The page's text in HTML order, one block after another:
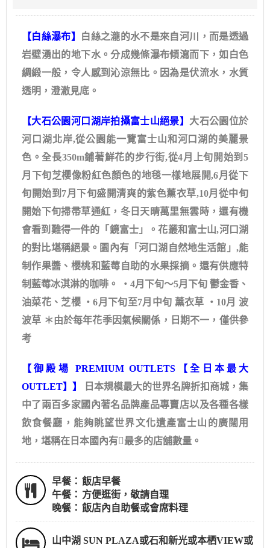
【白絲瀑布】
白絲之瀧的水不是來自河川，而是透過
岩壁湧出的地下水。分成幾條瀑布傾瀉而下，如白色
綢緞一般，令人感到沁涼無比。因為是伏流水，水質
透明，澄澈見底。
【大石公園河口湖岸拍攝富士山絕景】 大石公園位於
河口湖北岸,從公園能一覽富士山和河口湖的美麗景
色。全長350m鋪著鮮花的步行街,從4月上旬開始到5
月下旬芝櫻像粉紅色顏色的地毯一樣地展開,6月從下
旬開始到7月下旬盛開清爽的紫色薰衣草,10月從中旬
開始下旬掃帚草通紅，冬日天晴萬里無雲時，還有機
會看到難得一件的「鏡富士」。花叢和富士山,河口湖
的對比堪稱絕景。園內有「河口湖自然地生活館」,能
制作果醬、櫻桃和藍莓自助的水果採摘。還有供應特
制藍莓冰淇淋的咖啡。 ・4月下旬～5月下旬 鬱金香、
油菜花、芝櫻 ・6月下旬至7月中旬 薰衣草 ・10月 波
波草 ＊由於每年花季因氣候關係，日期不一，僅供參
考
【御殿場 PREMIUM OUTLETS【全日本最大
OUTLET】】
日本規模最大的世界名牌折扣商城，集
中了兩百多家國內著名品牌產品專賣店以及各種各樣
飲食餐廳，能夠眺望世界文化遺產富士山的廣闊用
地，堪稱在日本國內有最多的店舖數量。
早餐： 飯店早餐
午餐： 方便逛街，敬請自理
晚餐： 飯店內自助餐或會席料理
山中湖 SUN PLAZA或石和新光或本栖VIEW或